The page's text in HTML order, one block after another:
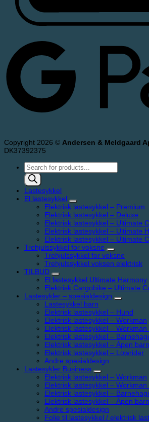
Copyright 2026 © Andersen & Meldgaard
DK37392375
Products
search
Lastesykkel
El lastesykkel
Elektrisk lastesykkel – Premium
Elektrisk lastesykkel – Deluxe
Elektrisk lastesykkel – Ultimate
Elektrisk lastesykkel – Ultimate
Elektrisk lastesykkel – Ultimate
Trehjulssykkel for voksne
Trehjulssykkel for voksne
Trehjulssykkel voksen elektrisk
TILBUD
El lastesykkel Ultimate Harmony
Elektrisk Cargobike – Ultimate
Lastesykler – spesialdesign
Lastesykkel barn
Elektrisk lastesykkel – Hund
Elektrisk lastesykkel – Workman
Elektrisk lastesykkel – Workman
Elektrisk lastesykkel –
Elektrisk lastesykkel – Åpen
Elektrisk lastesykkel – Lowrider
Andre spesialdesign
Lastesykler Business
Elektrisk lastesykkel – Workman
Elektrisk lastesykkel – Workman
Elektrisk lastesykkel –
Elektrisk lastesykkel – Åpen
Andre spesialdesign
Folie til lastesykkel / elektrisk